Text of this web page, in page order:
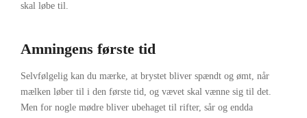
skal løbe til.
Amningens første tid
Selvfølgelig kan du mærke, at brystet bliver spændt og ømt, når
mælken løber til i den første tid, og vævet skal vænne sig til det.
Men for nogle mødre bliver ubehaget til rifter, sår og endda